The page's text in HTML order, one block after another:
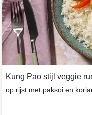
Kung Pao stijl veggie
op rijst met paksoi en